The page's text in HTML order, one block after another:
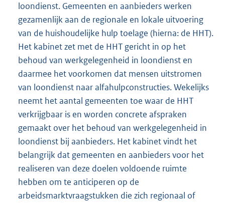
loondienst. Gemeenten en aanbieders werken
gezamenlijk aan de regionale en lokale uitvoering
van de huishoudelijke hulp toelage (hierna: de HHT).
Het kabinet zet met de HHT gericht in op het
behoud van werkgelegenheid in loondienst en
daarmee het voorkomen dat mensen uitstromen
van loondienst naar alfahulpconstructies. Wekelijks
neemt het aantal gemeenten toe waar de HHT
verkrijgbaar is en worden concrete afspraken
gemaakt over het behoud van werkgelegenheid in
loondienst bij aanbieders. Het kabinet vindt het
belangrijk dat gemeenten en aanbieders voor het
realiseren van deze doelen voldoende ruimte
hebben om te anticiperen op de
arbeidsmarktvraagstukken die zich regionaal of